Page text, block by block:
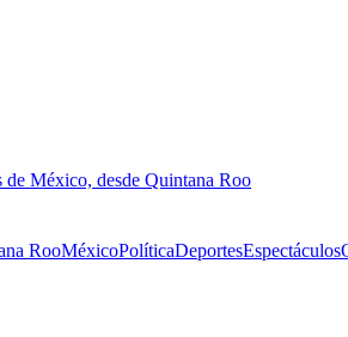
de México, desde Quintana Roo
RooMéxicoPolíticaDeportesEspectáculos